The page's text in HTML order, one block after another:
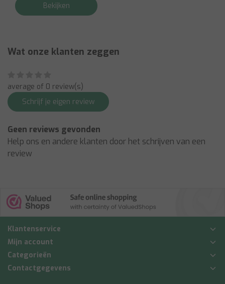
Bekijken
Wat onze klanten zeggen
average of 0 review(s)
Schrijf je eigen review
Geen reviews gevonden
Help ons en andere klanten door het schrijven van een
review
Klantenservice
Mijn account
Categorieën
Contactgegevens